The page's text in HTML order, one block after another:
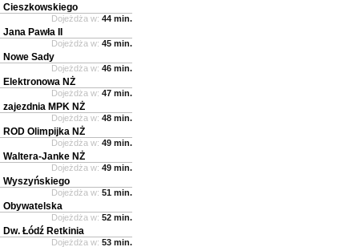
Cieszkowskiego
Dojeżdża w: 44 min.
Jana Pawła II
Dojeżdża w: 45 min.
Nowe Sady
Dojeżdża w: 46 min.
Elektronowa NŻ
Dojeżdża w: 47 min.
zajezdnia MPK NŻ
Dojeżdża w: 48 min.
ROD Olimpijka NŻ
Dojeżdża w: 49 min.
Waltera-Janke NŻ
Dojeżdża w: 49 min.
Wyszyńskiego
Dojeżdża w: 51 min.
Obywatelska
Dojeżdża w: 52 min.
Dw. Łódź Retkinia
Dojeżdża w: 53 min.